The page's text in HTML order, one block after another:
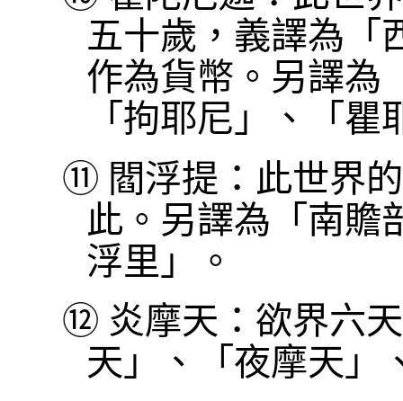
五十歲，義譯為「
作為貨幣。另譯為
「拘耶尼」、「瞿
⑪ 閻浮提：此世界
此。另譯為「南贍
浮里」。
⑫ 炎摩天：欲界六
天」、「夜摩天」